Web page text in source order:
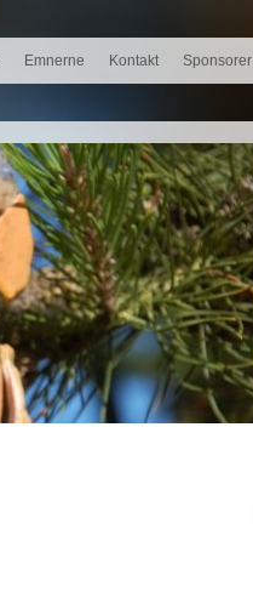
Emnerne Kontakt Sponsorer